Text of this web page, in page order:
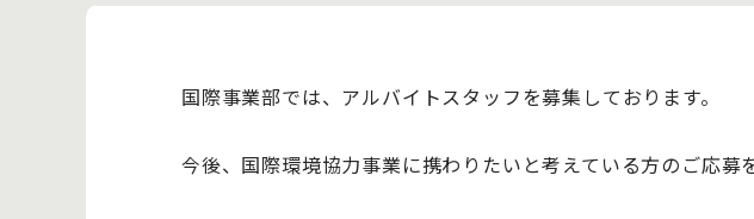
国際事業部では、アルバイトスタッフを募集しております。
今後、国際環境協力事業に携わりたいと考えている方のご応募